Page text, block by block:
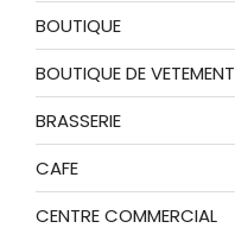
BOUTIQUE
BOUTIQUE DE VETEMENT
BRASSERIE
CAFE
CENTRE COMMERCIAL